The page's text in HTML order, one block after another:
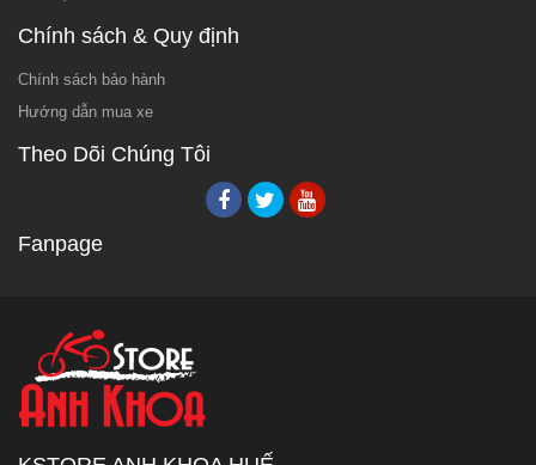
Chính sách & Quy định
Chính sách bảo hành
Hướng dẫn mua xe
Theo Dõi Chúng Tôi
Fanpage